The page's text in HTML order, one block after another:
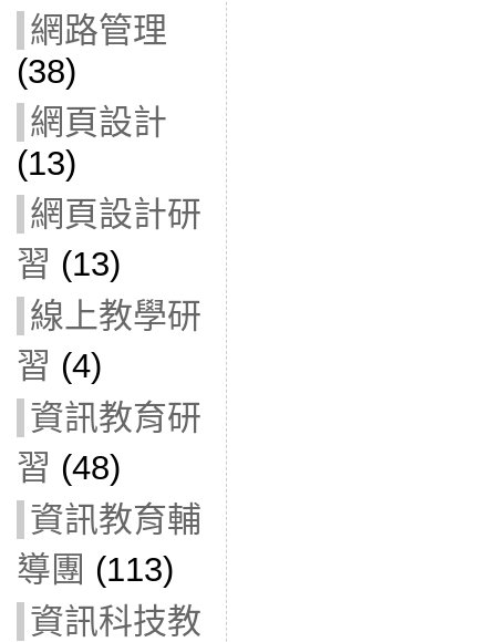
網路管理
(38)
網頁設計
(13)
網頁設計研
習 (13)
線上教學研
習 (4)
資訊教育研
習 (48)
資訊教育輔
導團 (113)
資訊科技教